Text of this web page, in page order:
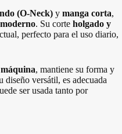
(O-Neck) y manga corta,
. Su corte holgado y
perfecto para el uso diario,
, mantiene su forma y
versátil, es adecuada
ser usada tanto por